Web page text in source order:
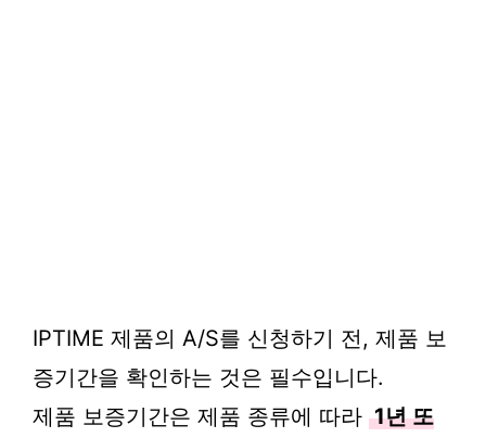
IPTIME 제품의 A/S를 신청하기 전, 제품 보
증기간을 확인하는 것은 필수입니다.
제품 보증기간은 제품 종류에 따라 1년 또